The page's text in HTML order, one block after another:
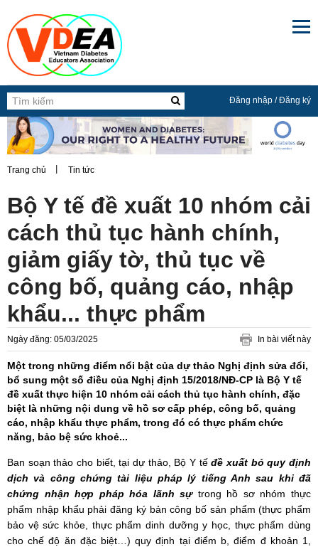
 Đăng nhập/Đăng ký
Trang chủ Tin tức
Bộ Y tế đề xuất 10 nhóm cải
cách thủ tục hành chính,
giảm giấy tờ, thủ tục về
công bố, quảng cáo, nhập
khẩu... thực phẩm
Ngày đăng: 05/03/2025 In bài viết này
Một trong những điểm nổi bật của dự thảo Nghị định sửa đổi,
bổ sung một số điều của Nghị định 15/2018/NĐ-CP là Bộ Y tế
đề xuất thực hiện 10 nhóm cải cách thủ tục hành chính, đặc
biệt là những nội dung về hồ sơ cấp phép, công bố, quảng
cáo, nhập khẩu thực phẩm, trong đó có thực phẩm chức
năng, bảo bệ sức khoẻ...
Ban soạn thảo cho biết, tại dự thảo, Bộ Y tếđề xuất bỏ quy định
dịch và công chứng tài liệu pháp lý tiếng Anh sau khi đã
chứng nhận hợp pháp hóa lãnh sự trong hồ sơ nhóm thực
phẩm nhập khẩu phải đăng ký bản công bố sản phẩm (thực phẩm
bảo vệ sức khỏe, thực phẩm dinh dưỡng y học, thực phẩm dùng
cho chế độ ăn đặc biệt…) quy định tại điểm b, điểm đ khoản 1,